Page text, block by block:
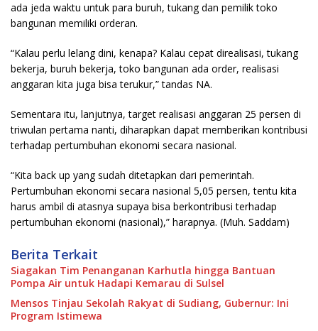
ada jeda waktu untuk para buruh, tukang dan pemilik toko
bangunan memiliki orderan.
“Kalau perlu lelang dini, kenapa? Kalau cepat direalisasi, tukang
bekerja, buruh bekerja, toko bangunan ada order, realisasi
anggaran kita juga bisa terukur,” tandas NA.
Sementara itu, lanjutnya, target realisasi anggaran 25 persen di
triwulan pertama nanti, diharapkan dapat memberikan kontribusi
terhadap pertumbuhan ekonomi secara nasional.
“Kita back up yang sudah ditetapkan dari pemerintah.
Pertumbuhan ekonomi secara nasional 5,05 persen, tentu kita
harus ambil di atasnya supaya bisa berkontribusi terhadap
pertumbuhan ekonomi (nasional),” harapnya. (Muh. Saddam)
Berita Terkait
Siagakan Tim Penanganan Karhutla hingga Bantuan
Pompa Air untuk Hadapi Kemarau di Sulsel
Mensos Tinjau Sekolah Rakyat di Sudiang, Gubernur: Ini
Program Istimewa